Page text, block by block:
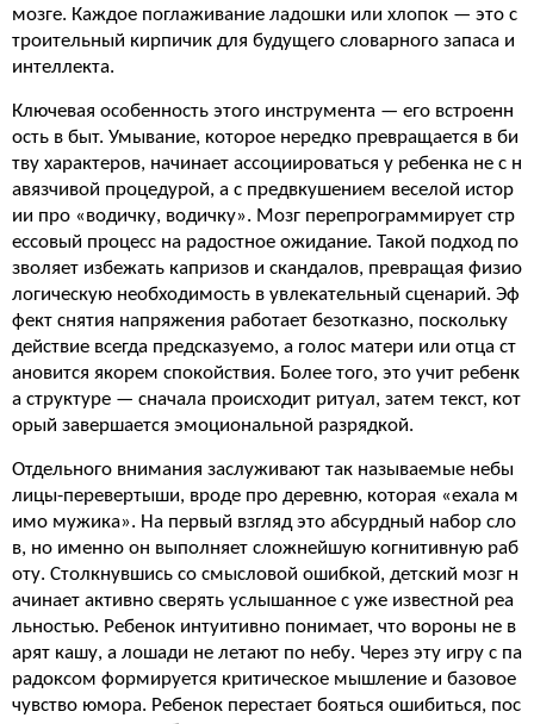
мозге. Каждое поглаживание ладошки или хлопок — это с
троительный кирпичик для будущего словарного запаса и
интеллекта.
Ключевая особенность этого инструмента — его встроенн
ость в быт. Умывание, которое нередко превращается в би
тву характеров, начинает ассоциироваться у ребенка не с н
авязчивой процедурой, а с предвкушением веселой истор
ии про «водичку, водичку». Мозг перепрограммирует стр
ессовый процесс на радостное ожидание. Такой подход по
зволяет избежать капризов и скандалов, превращая физио
логическую необходимость в увлекательный сценарий. Эф
фект снятия напряжения работает безотказно, поскольку
действие всегда предсказуемо, а голос матери или отца ст
ановится якорем спокойствия. Более того, это учит ребенк
а структуре — сначала происходит ритуал, затем текст, кот
орый завершается эмоциональной разрядкой.
Отдельного внимания заслуживают так называемые небы
лицы-перевертыши, вроде про деревню, которая «ехала м
имо мужика». На первый взгляд это абсурдный набор сло
в, но именно он выполняет сложнейшую когнитивную раб
оту. Столкнувшись со смысловой ошибкой, детский мозг н
ачинает активно сверять услышанное с уже известной реа
льностью. Ребенок интуитивно понимает, что вороны не в
арят кашу, а лошади не летают по небу. Через эту игру с па
радоксом формируется критическое мышление и базовое
чувство юмора. Ребенок перестает бояться ошибиться, пос